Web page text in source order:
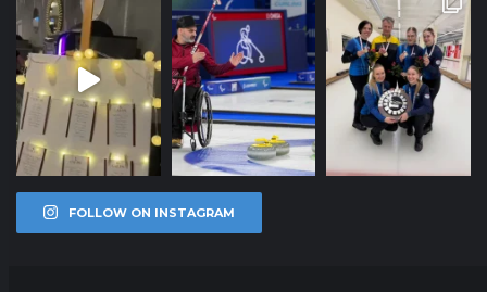
FOLLOW ON INSTAGRAM